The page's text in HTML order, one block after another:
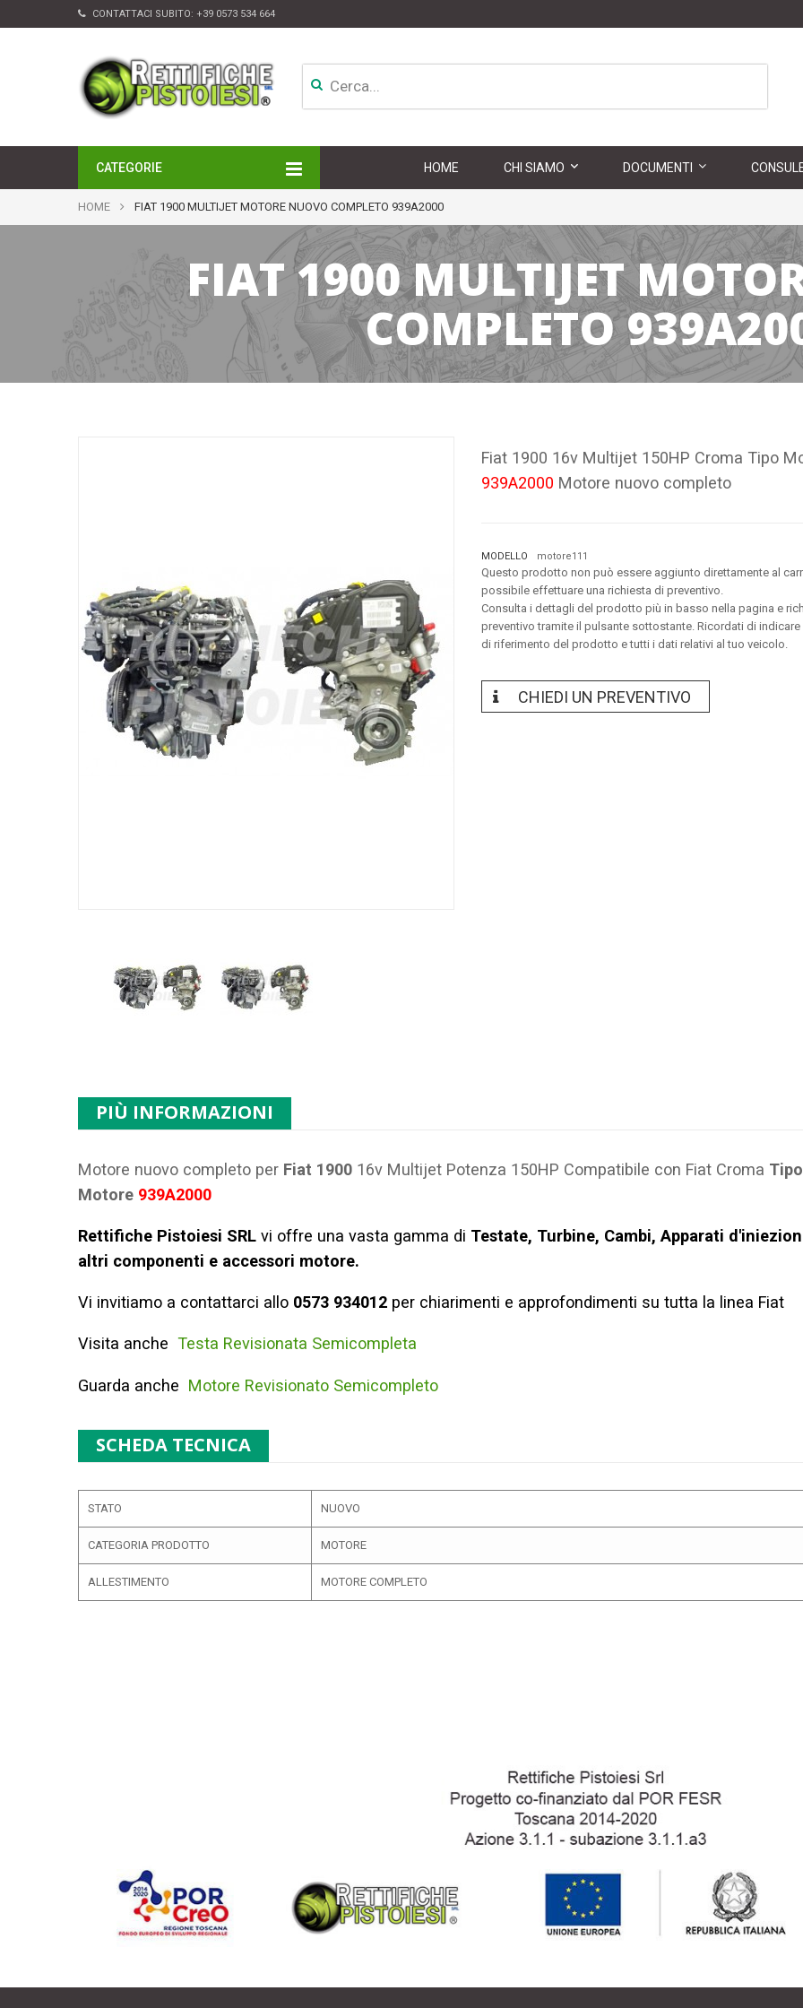
CONTATTACI SUBITO: +39 0573 534 664
CATEGORIE
APPARATI DI INIEZIONE
TURBINE
ALTRI ACCESSORI
HOME CHI SIAMO DOCUMENTI
HOME FIAT 1900 MULTIJET MOTORE NUOVO COMPLETO 939A2000
FIAT 1900 MULTIJET
COMPLETO
Fiat 1900 16v Multijet 150HP Croma Tipo
939A2000 Motore nuovo completo
MODELLO motore111
Questo prodotto non può essere aggiunto direttamente al
possibile effettuare una richiesta di preventivo.
Consulta i dettagli del prodotto più in basso nella pagina e
preventivo tramite il pulsante sottostante. Ricordati di indicare
di riferimento del prodotto e tutti i dati relativi al tuo veicolo.
CHIEDI UN PREVENTIVO
PIÙ INFORMAZIONI
Motore nuovo completo per Fiat 1900 16v Multijet Potenza 150HP Compatibile con Fiat Croma Tipo
Motore 939A2000
Rettifiche Pistoiesi SRL vi offre una vasta gamma di Testate, Turbine, Cambi, Apparati
altri componenti e accessori motore.
Vi invitiamo a contattarci allo 0573 934012 per chiarimenti e approfondimenti su tutta la linea Fiat
Visita anche Testa Revisionata Semicompleta
Guarda anche Motore Revisionato Semicompleto
SCHEDA TECNICA
STATO NUOVO
CATEGORIA PRODOTTO MOTORE
ALLESTIMENTO MOTORE COMPLETO